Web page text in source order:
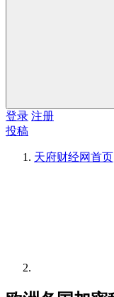
登录 注册
投稿
天府财经网首页